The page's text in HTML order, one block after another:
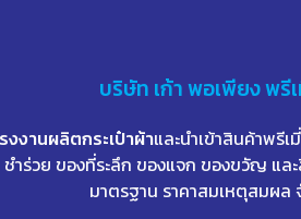
บริษัท เก้าพอเพียง พรี
งงานผลิตกระเป๋าผ้าและนำเข้าสินค้าพรีเ
ชำร่วย ของที่ระลึก ของแจก ของขวัญ แ
มาตรฐาน ราคาสมเหตุสมผล